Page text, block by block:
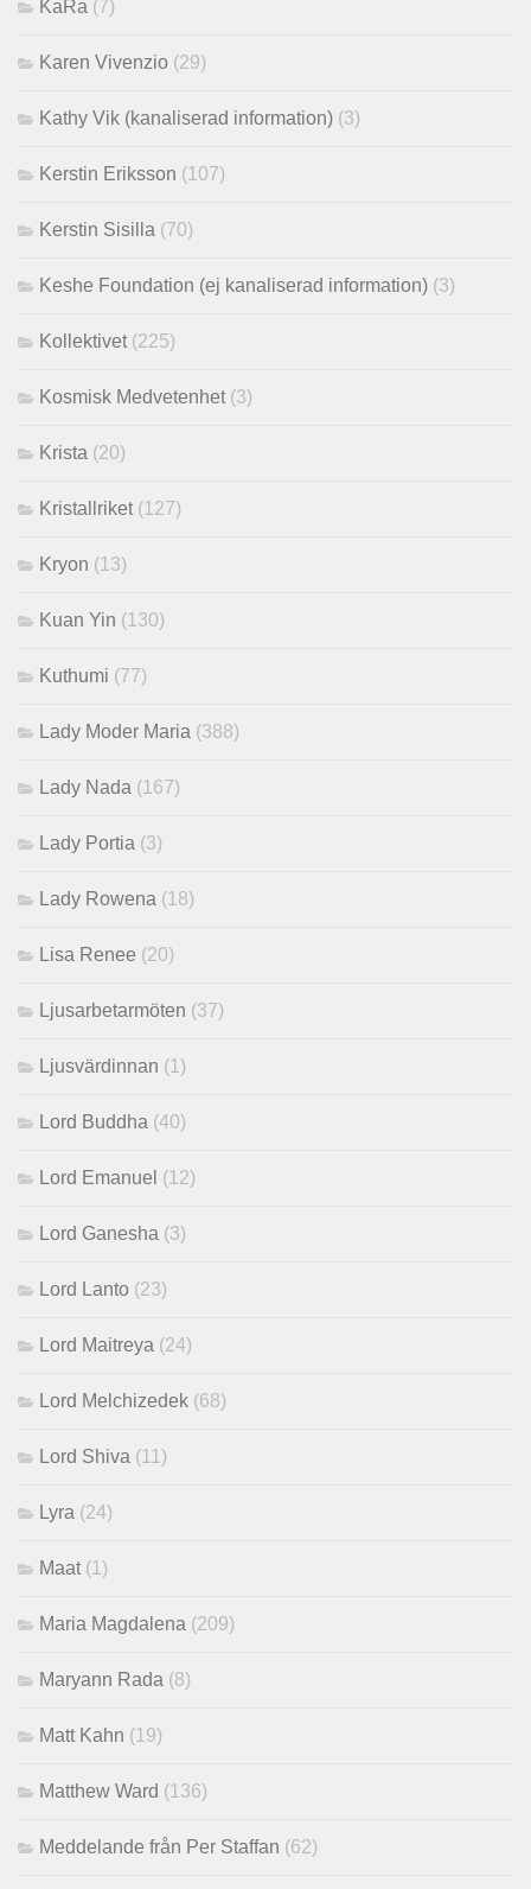
KaRa (7)
Karen Vivenzio (29)
Kathy Vik (kanaliserad information) (3)
Kerstin Eriksson (107)
Kerstin Sisilla (70)
Keshe Foundation (ej kanaliserad information) (3)
Kollektivet (225)
Kosmisk Medvetenhet (3)
Krista (20)
Kristallriket (127)
Kryon (13)
Kuan Yin (130)
Kuthumi (77)
Lady Moder Maria (388)
Lady Nada (167)
Lady Portia (3)
Lady Rowena (18)
Lisa Renee (20)
Ljusarbetarmöten (37)
Ljusvärdinnan (1)
Lord Buddha (40)
Lord Emanuel (12)
Lord Ganesha (3)
Lord Lanto (23)
Lord Maitreya (24)
Lord Melchizedek (68)
Lord Shiva (11)
Lyra (24)
Maat (1)
Maria Magdalena (209)
Maryann Rada (8)
Matt Kahn (19)
Matthew Ward (136)
Meddelande från Per Staffan (62)